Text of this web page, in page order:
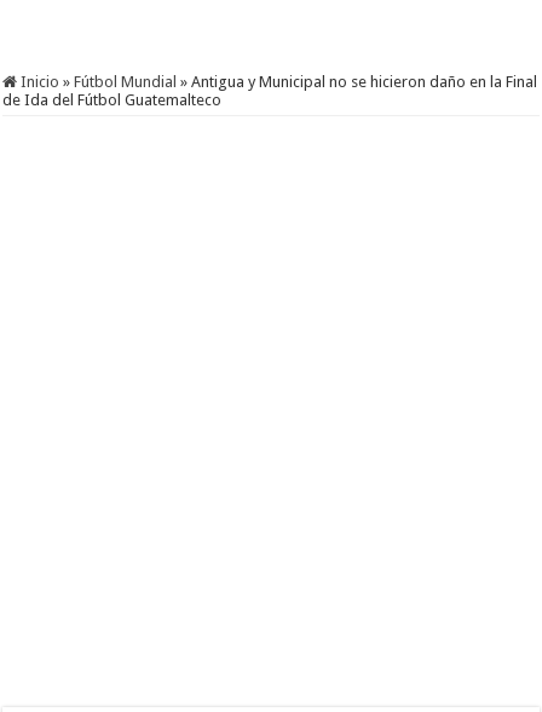
Inicio » Fútbol Mundial » Antigua y Municipal no se hicieron daño en la Final
de Ida del Fútbol Guatemalteco